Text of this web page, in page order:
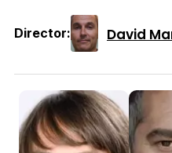
Director: David